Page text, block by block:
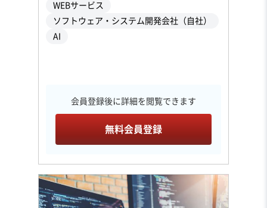
WEBサービス
ソフトウェア・システム開発会社（自社）
AI
会員登録後に詳細を閲覧できます
無料会員登録